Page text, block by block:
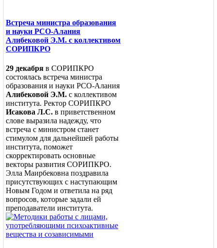
Встреча министра образования
и науки РСО-Алания
Алибековой Э.М. с коллективом
СОРИПКРО
29 декабря в СОРИПКРО
состоялась встреча министра
образования и науки РСО-Алания
Алибековой Э.М. с коллективом
института. Ректор СОРИПКРО
Исакова Л.С. в приветственном
слове выразила надежду, что
встреча с министром станет
стимулом для дальнейшей работы
института, поможет
скорректировать основные
векторы развития СОРИПКРО.
Элла Маирбековна поздравила
присутствующих с наступающим
Новым Годом и ответила на ряд
вопросов, которые задали ей
преподаватели института.